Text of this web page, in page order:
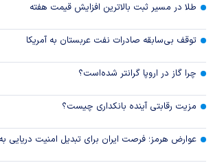
طلا در مسیر ثبت بالاترین افزایش قیمت هفته
توقف بی‌سابقه صادرات نفت عربستان به آمریکا
چرا گاز در اروپا گرانتر شده‌است؟
مزیت رقابتی آینده بانکداری چیست؟
عوارض هرمز؛ فرصت ایران برای تبدیل امنیت دریایی به